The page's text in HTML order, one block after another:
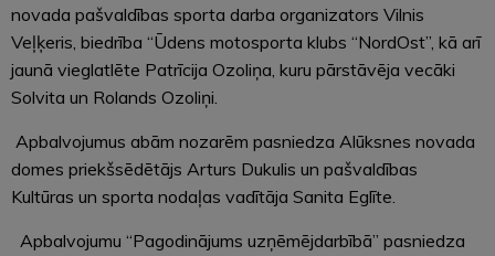
novada pašvaldības sporta darba organizators Vilnis
Veļķeris, biedrība “Ūdens motosporta klubs “NordOst”, kā arī
jaunā vieglatlēte Patrīcija Ozoliņa, kuru pārstāvēja vecāki
Solvita un Rolands Ozoliņi.
Apbalvojumus abām nozarēm pasniedza Alūksnes novada
domes priekšsēdētājs Arturs Dukulis un pašvaldības
Kultūras un sporta nodaļas vadītāja Sanita Eglīte.
Apbalvojumu “Pagodinājums uzņēmējdarbībā” pasniedza